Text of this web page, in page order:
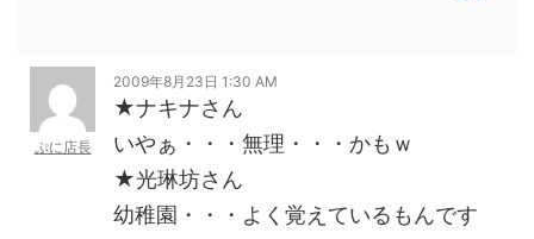
ぷに店長
2009年8月23日 1:30 AM
★ナキナさん
いやぁ・・・無理・・・かもｗ
★光琳坊さん
幼稚園・・・よく覚えているもんです